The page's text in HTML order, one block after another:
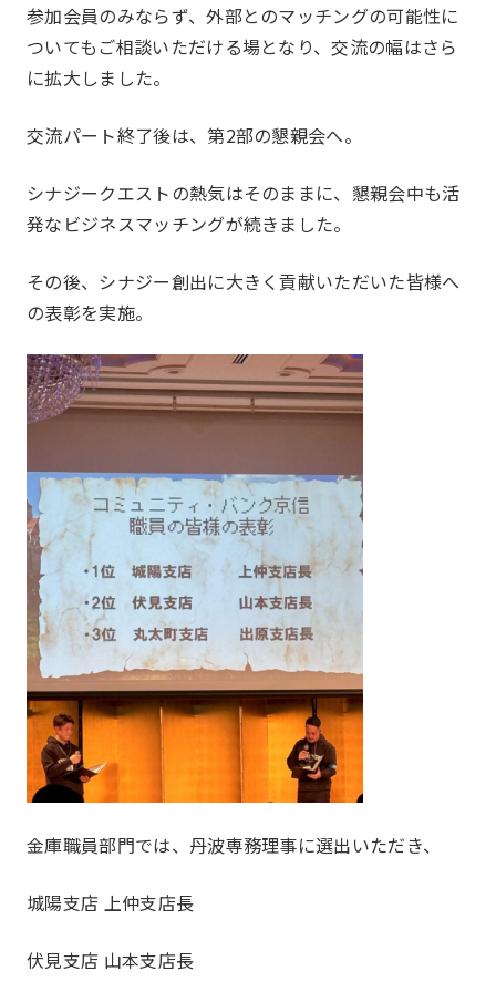
参加会員のみならず、外部とのマッチングの可能性に
ついてもご相談いただける場となり、交流の幅はさら
に拡大しました。
交流パート終了後は、第2部の懇親会へ。
シナジークエストの熱気はそのままに、懇親会中も活
発なビジネスマッチングが続きました。
その後、シナジー創出に大きく貢献いただいた皆様へ
の表彰を実施。
金庫職員部門では、丹波専務理事に選出いただき、
城陽支店 上仲支店長
伏見支店 山本支店長